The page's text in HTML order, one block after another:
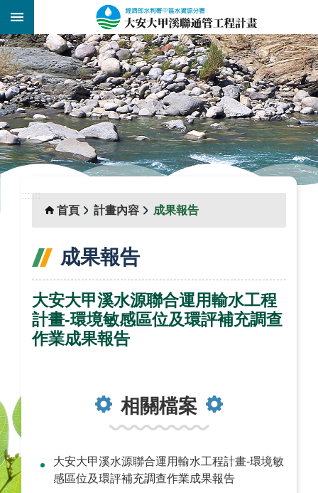
跳到主要內容區塊
::: _
::: :::
首頁
計畫內容 成果報告
成果報告
大安大甲溪水源聯合運用輸水工程
計畫-環境敏感區位及環評補充調查
作業成果報告
相關檔案
大安大甲溪水源聯合運用輸水工程計畫-環境敏
感區位及環評補充調查作業成果報告